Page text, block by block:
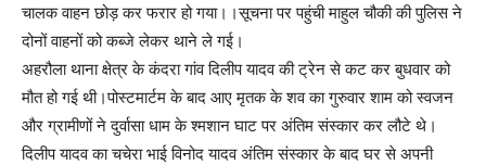
चालक वाहन छोड़ कर फरार हो गया।।सूचना पर पहुंची माहुल चौकी की पुलिस ने
दोनों वाहनों को कब्जे लेकर थाने ले गई।
अहरौला थाना क्षेत्र के कंदरा गांव दिलीप यादव की ट्रेन से कट कर बुधवार को
मौत हो गई थी।पोस्टमार्टम के बाद आए मृतक के शव का गुरुवार शाम को स्वजन
और ग्रामीणों ने दुर्वासा धाम के श्मशान घाट पर अंतिम संस्कार कर लौटे थे।
दिलीप यादव का चचेरा भाई विनोद यादव अंतिम संस्कार के बाद घर से अपनी